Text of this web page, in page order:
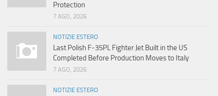
Protection
7 AGO, 2026
NOTIZIE ESTERO
Last Polish F-35PL Fighter Jet Built in the US
Completed Before Production Moves to Italy
7 AGO, 2026
NOTIZIE ESTERO